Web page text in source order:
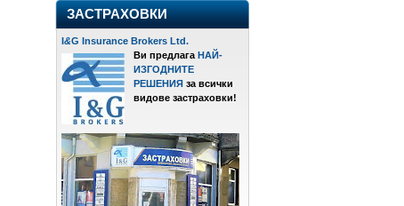
ЗАСТРАХОВКИ
I&G Insurance Brokers Ltd.
Ви предлага НАЙ-
ИЗГОДНИТЕ
РЕШЕНИЯ за всички
видове застраховки!